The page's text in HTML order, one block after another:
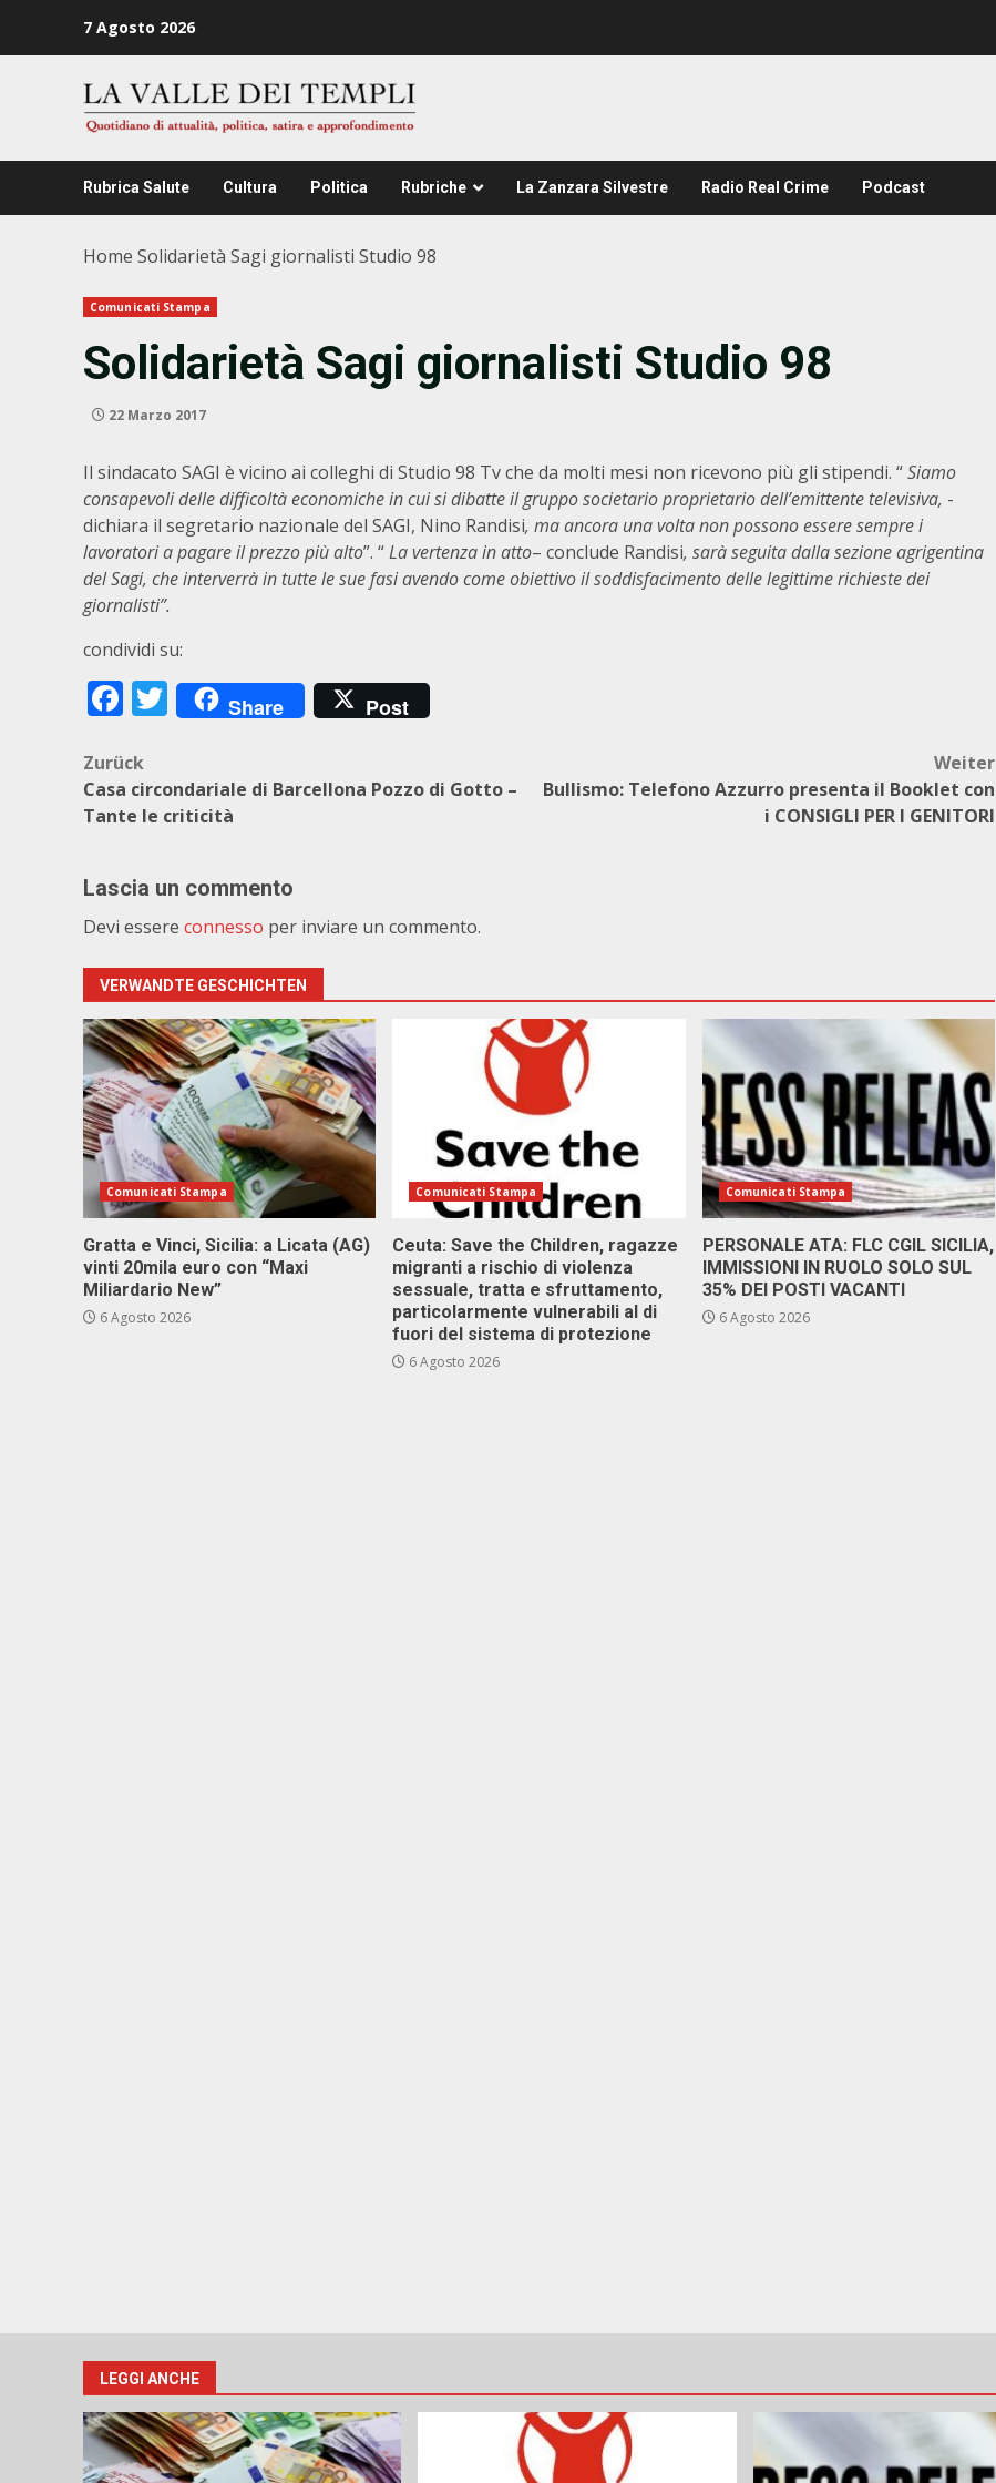
7 Agosto 2026
Rubrica Salute Cultura Politica Rubriche La Zanzara Silvestre Radio Real Crime Podcast
Home Solidarietà Sagi giornalisti Studio 98
Comunicati Stampa
Solidarietà Sagi giornalisti Studio 98
22 Marzo 2017
Il sindacato SAGI è vicino ai colleghi di Studio 98 Tv che da molti mesi non ricevono più gli stipendi. “Siamo
consapevoli delle difficoltà economiche in cui si dibatte il gruppo societario proprietario dell’emittente televisiva, -
dichiara il segretario nazionale del SAGI, Nino Randisi, ma ancora una volta non possono essere sempre i
lavoratori a pagare il prezzo più alto”. “La vertenza in atto– conclude Randisi, sarà seguita dalla sezione agrigentina
del Sagi, che interverrà in tutte le sue fasi avendo come obiettivo il soddisfacimento delle legittime richieste dei
giornalisti”.
condividi su:
Facebook
Twitter
Share Post
Beitragsnavigation
Zurück
Casa circondariale di Barcellona Pozzo di Gotto –
Tante le criticità
Weiter
Bullismo: Telefono Azzurro presenta il Booklet con
i CONSIGLI PER I GENITORI
Lascia un commento
Devi essere connesso per inviare un commento.
VERWANDTE GESCHICHTEN
Comunicati Stampa
Gratta e Vinci, Sicilia: a Licata (AG)
vinti 20mila euro con “Maxi
Miliardario New”
6 Agosto 2026
Comunicati Stampa
Ceuta: Save the Children, ragazze
migranti a rischio di violenza
sessuale, tratta e sfruttamento,
particolarmente vulnerabili al di
fuori del sistema di protezione
6 Agosto 2026
Comunicati Stampa
PERSONALE ATA: FLC CGIL SICILIA,
IMMISSIONI IN RUOLO SOLO SUL
35% DEI POSTI VACANTI
6 Agosto 2026
LEGGI ANCHE